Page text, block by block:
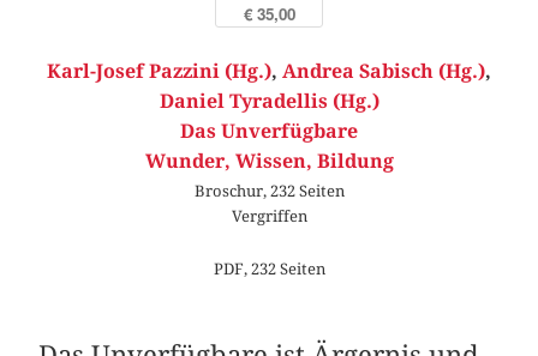
€ 35,00
Karl-Josef Pazzini (Hg.), Andrea Sabisch (Hg.),
Daniel Tyradellis (Hg.)
Das Unverfügbare
Wunder, Wissen, Bildung
Broschur, 232 Seiten
Vergriffen
PDF, 232 Seiten